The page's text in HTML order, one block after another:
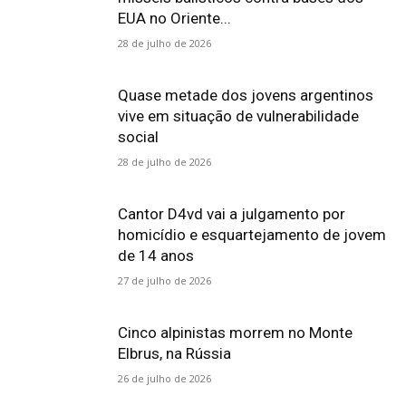
EUA no Oriente...
28 de julho de 2026
Quase metade dos jovens argentinos
vive em situação de vulnerabilidade
social
28 de julho de 2026
Cantor D4vd vai a julgamento por
homicídio e esquartejamento de jovem
de 14 anos
27 de julho de 2026
Cinco alpinistas morrem no Monte
Elbrus, na Rússia
26 de julho de 2026